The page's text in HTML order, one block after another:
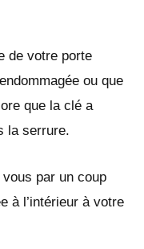
de votre porte
ou que
que la clé a
la serrure.
par un coup
à l’intérieur à votre